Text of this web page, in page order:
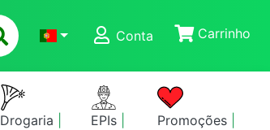
Conta
Carrinho
Drogaria EPIs Promoções